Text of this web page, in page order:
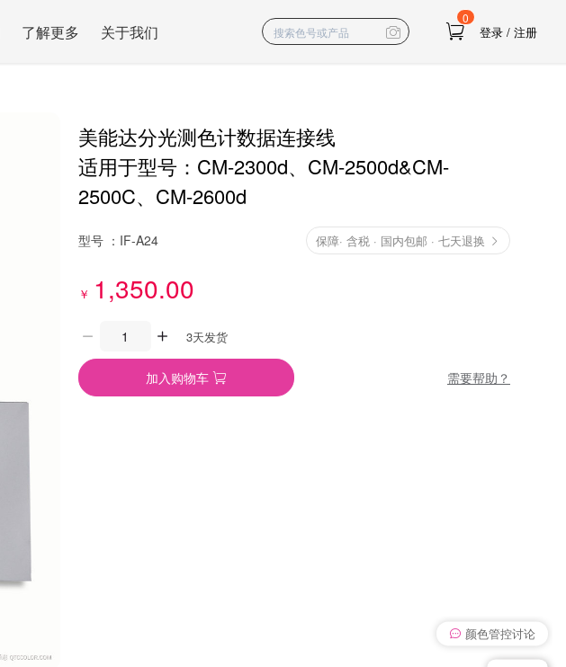
了解更多 关于我们
0
登录 / 注册
美能达分光测色计数据连接线
适用于型号：CM-2300d、CM-2500d&CM-
2500C、CM-2600d
型号 ： IF-A24 保障· 含税 · 国内包邮 · 七天退换
￥ 1,350.00
3天发货
加入购物车 需要帮助？
颜色管控讨论